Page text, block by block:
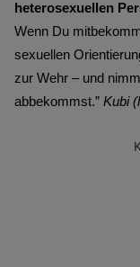
heterosexuellen
Wenn Du
sexuellen
zur Wehr – und
abbekommst.” Kubi